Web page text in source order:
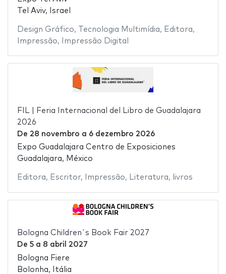
Tel Aviv, Israel
Design Gráfico, Tecnologia Multimídia, Editora,
Impressão, Impressão Digital
FIL | Feria Internacional del Libro de Guadalajara
2026
De 28 novembro a 6 dezembro 2026
Expo Guadalajara Centro de Exposiciones
Guadalajara, México
Editora, Escritor, Impressão, Literatura, livros
Bologna Children´s Book Fair 2027
De 5a 8 abril 2027
Bologna Fiere
Bolonha, Itália